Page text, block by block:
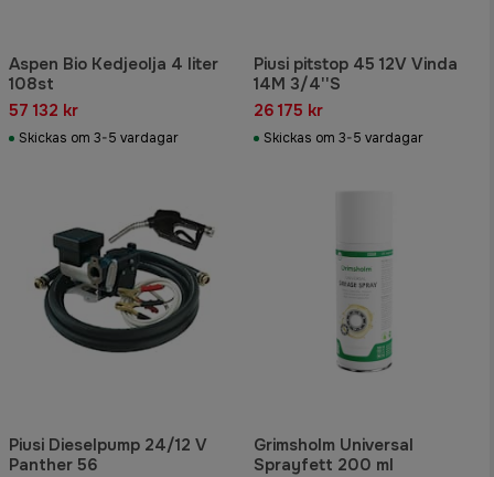
Aspen Bio Kedjeolja 4 liter
108st
57 132 kr
Skickas om 3-5 vardagar
Piusi pitstop 45 12V Vinda
14M 3/4''S
26 175 kr
Skickas om 3-5 vardagar
Piusi Dieselpump 24/12 V
Panther 56
Grimsholm Universal
Sprayfett 200 ml